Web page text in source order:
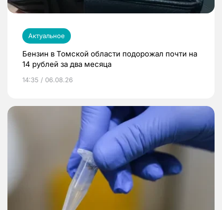
Актуальное
Бензин в Томской области подорожал почти на
14 рублей за два месяца
14:35 / 06.08.26